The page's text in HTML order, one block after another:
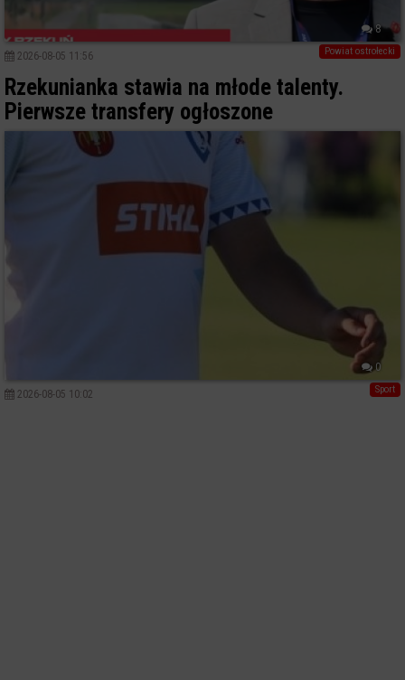
8
Powiat ostrołecki
2026-08-05 11:56
Rzekunianka stawia na młode talenty.
Pierwsze transfery ogłoszone
0
Sport
2026-08-05 10:02